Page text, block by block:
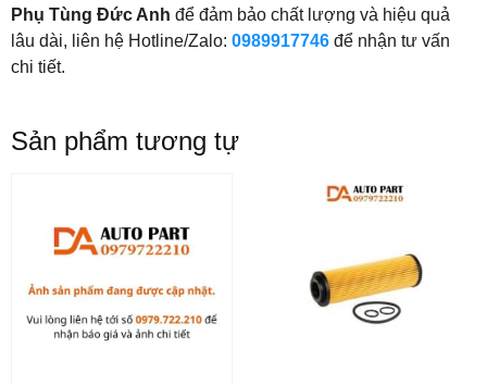
Phụ Tùng Đức Anh để đảm bảo chất lượng và hiệu quả
lâu dài, liên hệ Hotline/Zalo: 0989917746 để nhận tư vấn
chi tiết.
Sản phẩm tương tự